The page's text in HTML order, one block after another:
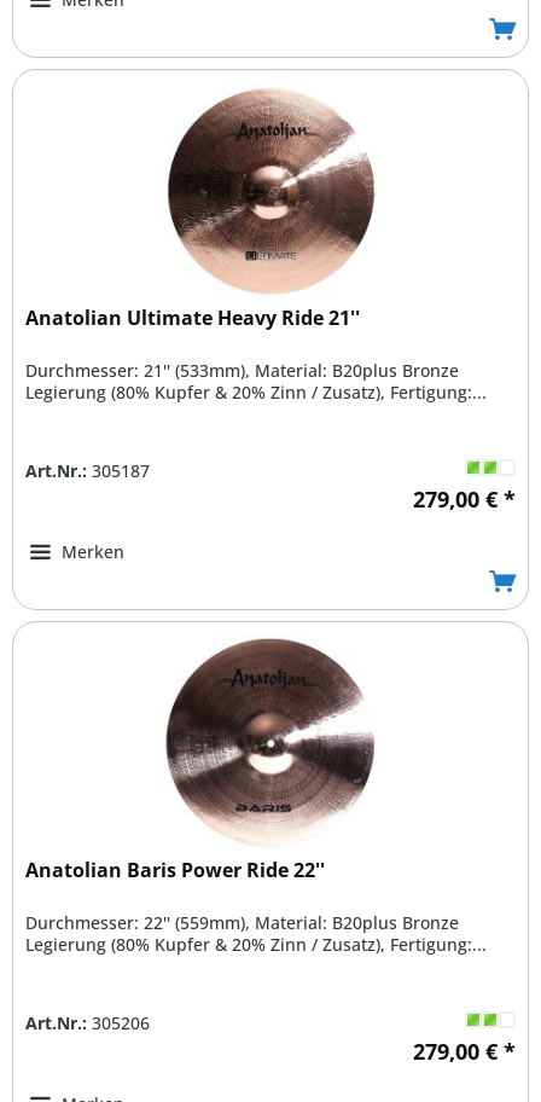
Anatolian Ultimate Heavy Ride 21''
Durchmesser: 21'' (533mm), Material: B20plus Bronze
Legierung (80% Kupfer & 20% Zinn / Zusatz), Fertigung:...
Art.Nr.: 305187
279,00 € *
Merken
Anatolian Baris Power Ride 22''
Durchmesser: 22'' (559mm), Material: B20plus Bronze
Legierung (80% Kupfer & 20% Zinn / Zusatz), Fertigung:...
Art.Nr.: 305206
279,00 € *